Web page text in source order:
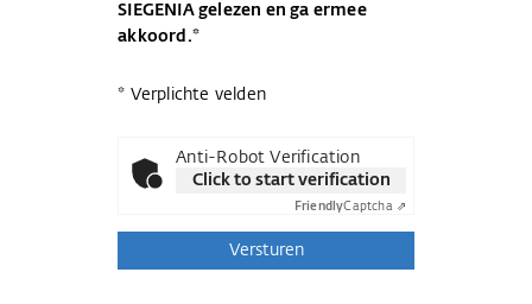
SIEGENIA gelezen en ga ermee
akkoord.*
* Verplichte velden
Anti-Robot Verification
Click to start verification
FriendlyCaptcha ⇗